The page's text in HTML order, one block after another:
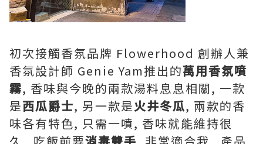
初次接觸香氛品牌 Flowerhood 創辦人兼
香氛設計師 Genie Yam推出的萬用香氛噴
霧, 香味與今晚的兩款湯料息息相關, 一款
是西瓜爵士, 另一款是火井冬瓜, 兩款的香
味各有特色, 只需一噴, 香味就能維持很
久. 吃飯前要消毒雙手, 非常適合我. 產品